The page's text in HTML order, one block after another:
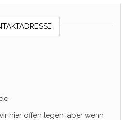
hier offen legen, aber wenn